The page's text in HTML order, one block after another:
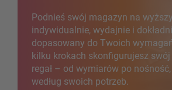
Podnieś swój magazyn na
indywidualnie, wydajnie i
dopasowany do Twoich
kilku krokach skonfigurujesz
regał – od wymiarów po
według swoich potrzeb.